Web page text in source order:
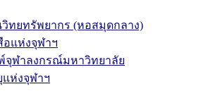
ทยทรัพยากร (หอสมุดกลาง)
แห่งจุฬาฯ
จุฬาลงกรณ์มหาวิทยาลัย
ห่งจุฬาฯ